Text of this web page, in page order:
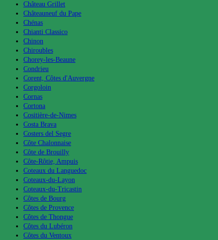
Château Grillet
Châteauneuf du Pape
Chénas
Chianti Classico
Chinon
Chiroubles
Chorey-les-Beaune
Condrieu
Corent, Côtes d'Auvergne
Corgoloin
Cornas
Cortona
Cositière-de-Nimes
Costa Brava
Costers del Segre
Côte Chalonnaise
Côte de Brouilly
Côte-Rôtie, Ampuis
Coteaux du Languedoc
Coteaux-du-Layon
Coteaux-du-Tricastin
Côtes de Bourg
Côtes de Provence
Côtes de Thongue
Côtes du Lubéron
Côtes du Ventoux